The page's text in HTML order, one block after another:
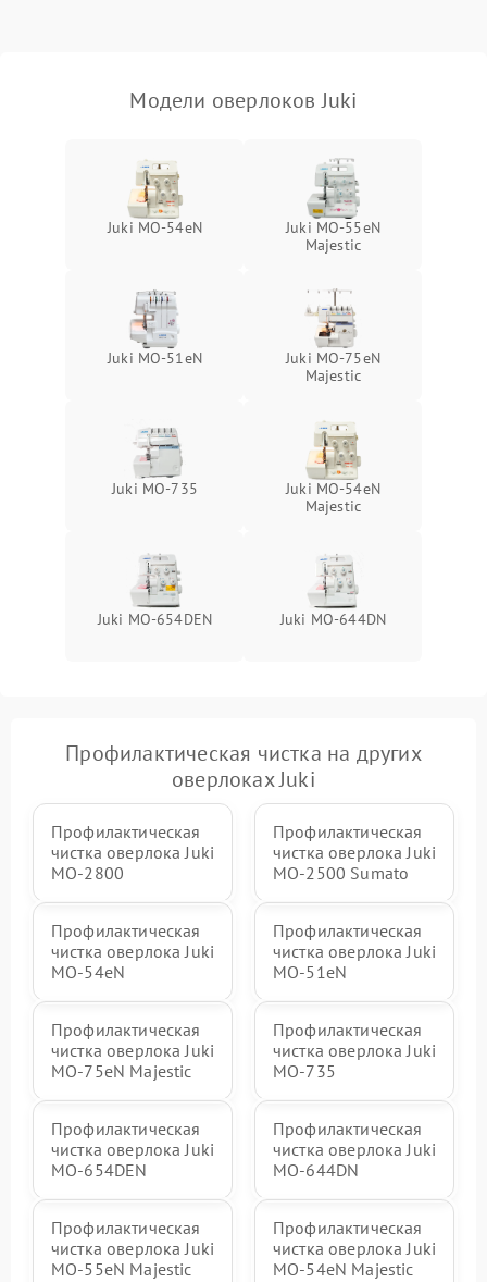
Модели оверлоков Juki
Juki MO-54eN
Juki MO-55eN
Majestic
Juki MO-51eN
Juki MO-75eN
Majestic
Juki MO-735
Juki MO-54eN
Majestic
Juki MO-654DEN Juki MO-644DN
Профилактическая чистка на других
оверлоках Juki
Профилактическая
чистка оверлока Juki
MO-2800
Профилактическая
чистка оверлока Juki
MO-2500 Sumato
Профилактическая
чистка оверлока Juki
MO-54eN
Профилактическая
чистка оверлока Juki
MO-51eN
Профилактическая
чистка оверлока Juki
MO-75eN Majestic
Профилактическая
чистка оверлока Juki
MO-735
Профилактическая
чистка оверлока Juki
MO-654DEN
Профилактическая
чистка оверлока Juki
MO-644DN
Профилактическая
чистка оверлока Juki
MO-55eN Majestic
Профилактическая
чистка оверлока Juki
MO-54eN Majestic